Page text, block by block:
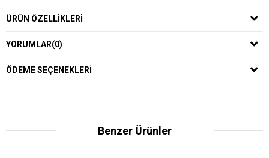
ÜRÜN ÖZELLIKLERI
YORUMLAR(0)
ÖDEME SEÇENEKLERI
Benzer Ürünler